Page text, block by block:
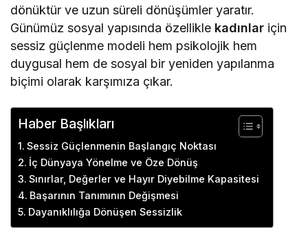
dönüktür ve uzun süreli dönüşümler yaratır.
Günümüz sosyal yapısında özellikle kadınlar için
sessiz güçlenme modeli hem psikolojik hem
duygusal hem de sosyal bir yeniden yapılanma
biçimi olarak karşımıza çıkar.
Haber Başlıkları
Sessiz Güçlenmenin Başlangıç Noktası
İç Dünyaya Yönelme ve Öze Dönüş
Sınırlar, Değerler ve Hayır Diyebilme Kapasitesi
Başarının Tanımının Değişmesi
Dayanıklılığa Dönüşen Sessizlik